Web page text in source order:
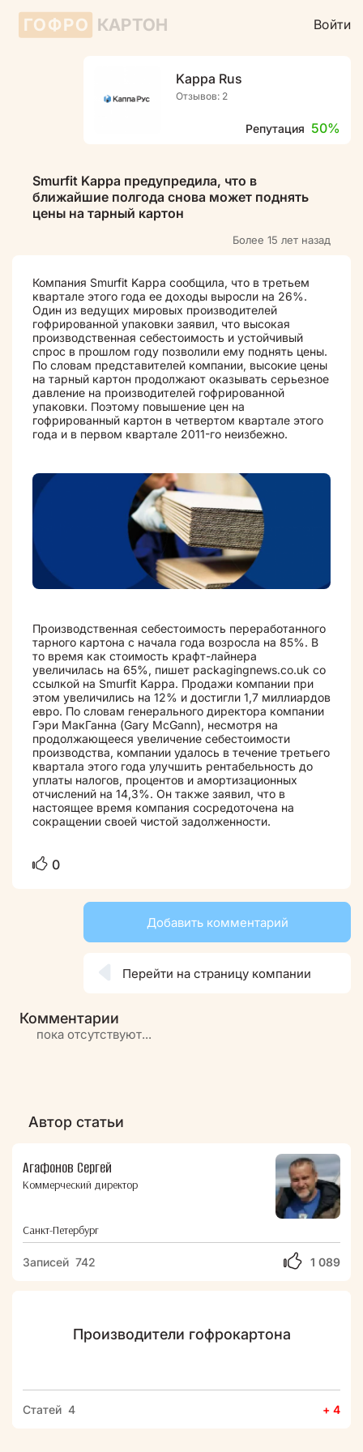
ГОФРО КАРТОН Войти
Kappa Rus
Отзывов: 2
Репутация 50%
Smurfit Kappa предупредила, что в
ближайшие полгода снова может поднять
цены на тарный картон
Более 15 лет назад
Компания Smurfit Kappa сообщила, что в третьем
квартале этого года ее доходы выросли на 26%.
Один из ведущих мировых производителей
гофрированной упаковки заявил, что высокая
производственная себестоимость и устойчивый
спрос в прошлом году позволили ему поднять цены.
По словам представителей компании, высокие цены
на тарный картон продолжают оказывать серьезное
давление на производителей гофрированной
упаковки. Поэтому повышение цен на
гофрированный картон в четвертом квартале этого
года и в первом квартале 2011-го неизбежно.
Производственная себестоимость переработанного
тарного картона с начала года возросла на 85%. В
то время как стоимость крафт-лайнера
увеличилась на 65%, пишет packagingnews.co.uk со
ссылкой на Smurfit Kappa. Продажи компании при
этом увеличились на 12% и достигли 1,7 миллиардов
евро. По словам генерального директора компании
Гэри МакГанна (Gary McGann), несмотря на
продолжающееся увеличение себестоимости
производства, компании удалось в течение третьего
квартала этого года улучшить рентабельность до
уплаты налогов, процентов и амортизационных
отчислений на 14,3%. Он также заявил, что в
настоящее время компания сосредоточена на
сокращении своей чистой задолженности.
0
Добавить комментарий
Перейти на страницу компании
Комментарии
пока отсутствуют...
Автор статьи
Агафонов Сергей
Коммерческий директор
Санкт-Петербург
1 089
Записей 742
Производители гофрокартона
+ 4
Статей 4